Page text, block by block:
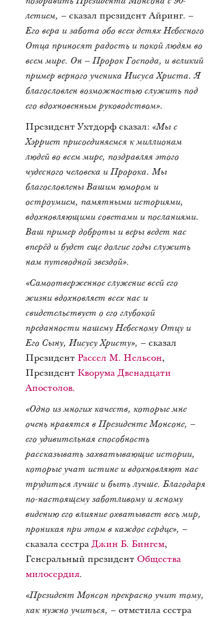
летием, – сказал президент Айринг. –
Его вера и забота обо всех детях Небесного
Отца приносят радость и покой людям во
всем мире. Он – Пророк Господа, и великий
пример верного ученика Иисуса Христа. Я
благословлен возможностью служить под
его вдохновенным руководством».
Президент Ухтдорф сказал: «Мы с
Хэрриет присоединяемся к миллионам
людей во всем мире, поздравляя этого
чудесного человека и Пророка. Мы
благословлены Вашим юмором и
остроумием, памятными историями,
вдохновляющими советами и посланиями.
Ваш пример доброты и веры ведет нас
вперёд и будет еще долгие годы служить
нам путеводной звездой».
«Самоотверженное служение всей его
жизни вдохновляет всех нас и
свидетельствует о его глубокой
преданности нашему Небесному Отцу и
Его Сыну, Иисусу Христу», – сказал
Президент Рассел М. Нельсон,
Президент Кворума Двенадцати
Апостолов.
«Одно из многих качеств, которые мне
очень нравятся в Президенте Монсоне, –
его удивительная способность
рассказывать захватывающие истории,
которые учат истине и вдохновляют нас
трудиться лучше и быть лучше. Благодаря
по-настоящему заботливому и ясному
видению его влияние охватывает весь мир,
проникая при этом в каждое сердце», –
сказала сестра Джин Б. Бингем,
Генеральный президент Общества
милосердия.
«Президент Монсон прекрасно учит тому,
как нужно учиться, – отметила сестра